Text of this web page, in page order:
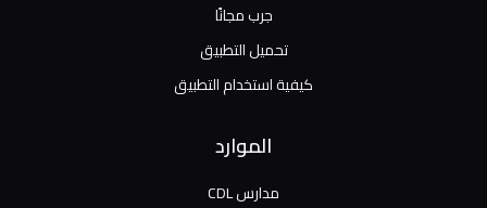
جرب مجانًا
تحميل التطبيق
كيفية استخدام التطبيق
الموارد
مدارس CDL